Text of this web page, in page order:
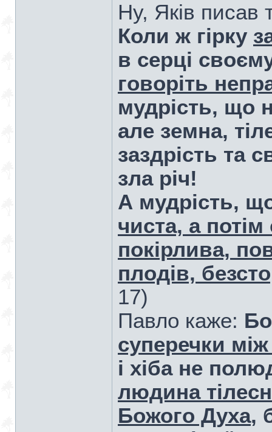
Ну, Яків писав
Коли ж гірку
в серці
говоріть
мудрість, що
але земна,
заздрість та
зла річ!
А мудрість,
чиста, а потім
покірлива,
плодів,
17)
Павло каже:
суперечки
і хіба не
людина
Божого Духа,